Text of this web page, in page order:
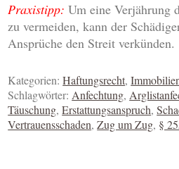
Praxistipp: Um eine Verjährung
zu vermeiden, kann der
Ansprüche den Streit verkünden.
Kategorien:Haftungsrecht,
Schlagwörter:Anfechtung,
Täuschung,Erstattungsanspruch,
Vertrauensschaden,Zug um Zug, §